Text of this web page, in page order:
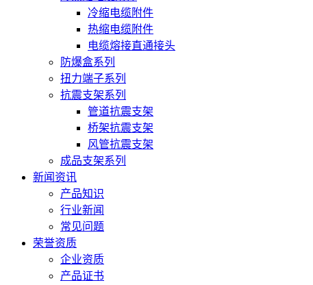
冷缩电缆附件
热缩电缆附件
电缆熔接直通接头
防爆盒系列
扭力端子系列
抗震支架系列
管道抗震支架
桥架抗震支架
风管抗震支架
成品支架系列
新闻资讯
产品知识
行业新闻
常见问题
荣誉资质
企业资质
产品证书